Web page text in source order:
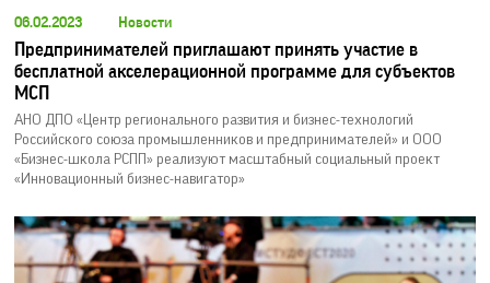
06.02.2023 Новости
Предпринимателей приглашают принять участие в
бесплатной акселерационной программе для субъектов
МСП
АНО ДПО «Центр регионального развития и бизнес-технологий
Российского союза промышленников и предпринимателей» и ООО
«Бизнес-школа РСПП» реализуют масштабный социальный проект
«Инновационный бизнес-навигатор»